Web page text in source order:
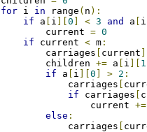
for i in range ( n ):
if a i 0 < 3 and a
        current
= 0
if current < m :
        carriages
current
        children
+= a i 1
if a i 0 > 2 :
            carriages
if carriages
                current
+=
else :
            carriages